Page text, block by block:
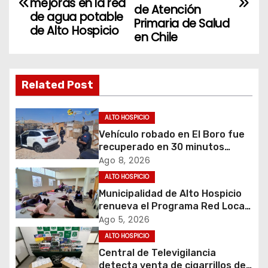
g
a
c
i
ó
n
d
e
de Atención
Primaria de Salud
en Chile
de agua potable
de Alto Hospicio
Related Post
ALTO HOSPICIO
Vehículo robado en El Boro fue
recuperado en 30 minutos
gracias a operativo coordinado
Ago 8, 2026
ALTO HOSPICIO
Municipalidad de Alto Hospicio
renueva el Programa Red Local
de Apoyos y Cuidados
Ago 5, 2026
ALTO HOSPICIO
Central de Televigilancia
detecta venta de cigarrillos de